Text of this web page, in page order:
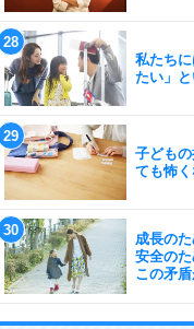
私たち
たい」と
子ども
ても怖く
成長の
安全のた
この矛盾